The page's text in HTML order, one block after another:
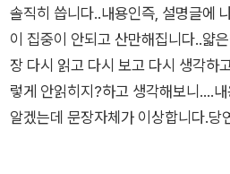
어도 뭘 읽었는지 멍해지는 그런 효
동의 여부를 떠나서 위안과 영감을
치스러워 감추어 두었던 욕망을 그
노하게 된다. 나는 그 모든 것들을
르고 착하게 살려고 힘겹게 노력하
게 아무렇게나 너 하고 싶은대로 막
다. 비난의 대상을 찾게 되는 것이다.
을 깨달아야 한다. 그림자를 돌보는
나의 일을 다른 사람에게 전가한 적
에 미치지 않아 실망한 적은 없는가
에 대한 하나의 통찰을 제시합니다.
삶을 온전히 이루기 위한 태도의 변
good 사람이 되기보다 온전한
의미를 책을 읽는 동안 깨닫게 됩니
솔직히 씁니다..내용인즉, 설명글에
이 집중이 안되고 산만해집니다..얇
장 다시 읽고 다시 보고 다시 생각하
렇게 안읽히지?하고 생각해보니....
알겠는데 문장자체가 이상합니다.당
었어요...내용이 어려운게 아니고문